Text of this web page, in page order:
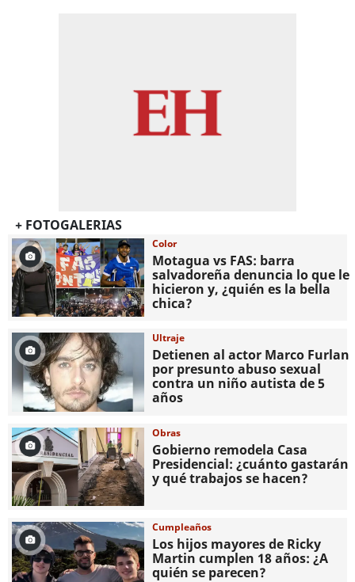
+ FOTOGALERIAS
Color
Motagua vs FAS: barra
salvadoreña denuncia lo que le
hicieron y, ¿quién es la bella
chica?
Ultraje
Detienen al actor Marco Furlan
por presunto abuso sexual
contra un niño autista de 5
años
Obras
Gobierno remodela Casa
Presidencial: ¿cuánto gastarán
y qué trabajos se hacen?
Cumpleaños
Los hijos mayores de Ricky
Martin cumplen 18 años: ¿A
quién se parecen?